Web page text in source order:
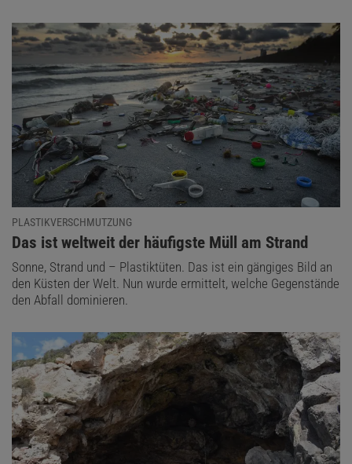
PLASTIKVERSCHMUTZUNG
:
Das ist weltweit der häufigste Müll am Strand
Sonne, Strand und – Plastiktüten. Das ist ein gängiges Bild an
den Küsten der Welt. Nun wurde ermittelt, welche Gegenstände
den Abfall dominieren.